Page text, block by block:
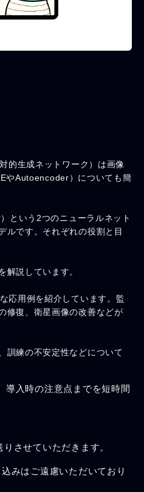
的生成ネットワーク）は画像
やAutoencoder）についても簡
という2つのニューラルネット
ルです。それぞれの役割と目
解説しています。
応用例を紹介しています。監
修復、衛星画像の改善などが
訓練の不安定性などについて
導入時の注意点までを短時間
させていただきます。
みはご遠慮いただいており